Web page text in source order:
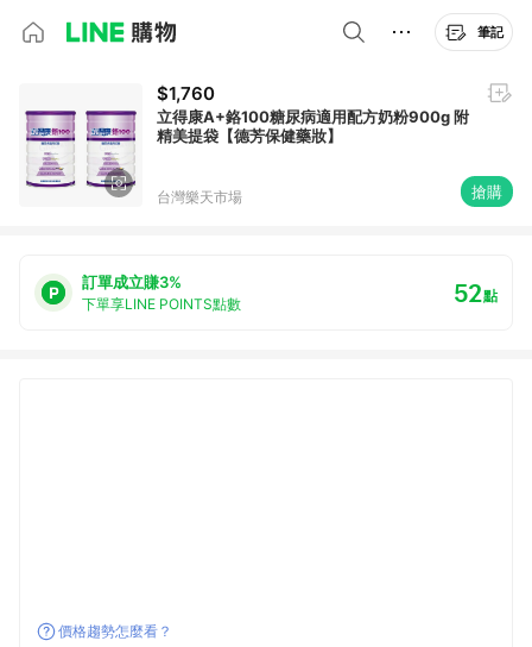
筆記
$1,760
立得康A+鉻100糖尿病適用配方奶粉900g 附
精美提袋【德芳保健藥妝】
台灣樂天市場 搶購
訂單成立賺3%
下單享LINE POINTS點數 52點
價格趨勢怎麼看？